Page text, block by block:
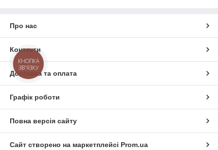
Про нас
Контакти
Доставка та оплата
Графік роботи
Повна версія сайту
Сайт створено на маркетплейсі Prom.ua
КНОПКА
ЗВ'ЯЗКУ